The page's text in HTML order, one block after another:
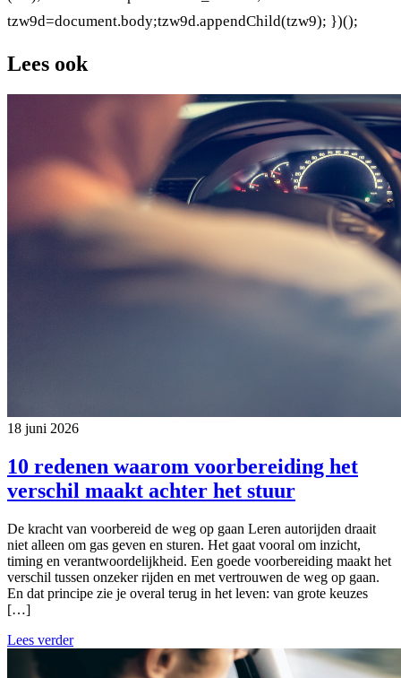
tzw9d=document.body;tzw9d.appendChild(tzw9); })();
Lees ook
18 juni 2026
10 redenen waarom voorbereiding het
verschil maakt achter het stuur
De kracht van voorbereid de weg op gaan Leren autorijden draait
niet alleen om gas geven en sturen. Het gaat vooral om inzicht,
timing en verantwoordelijkheid. Een goede voorbereiding maakt het
verschil tussen onzeker rijden en met vertrouwen de weg op gaan.
En dat principe zie je overal terug in het leven: van grote keuzes
[…]
Lees verder